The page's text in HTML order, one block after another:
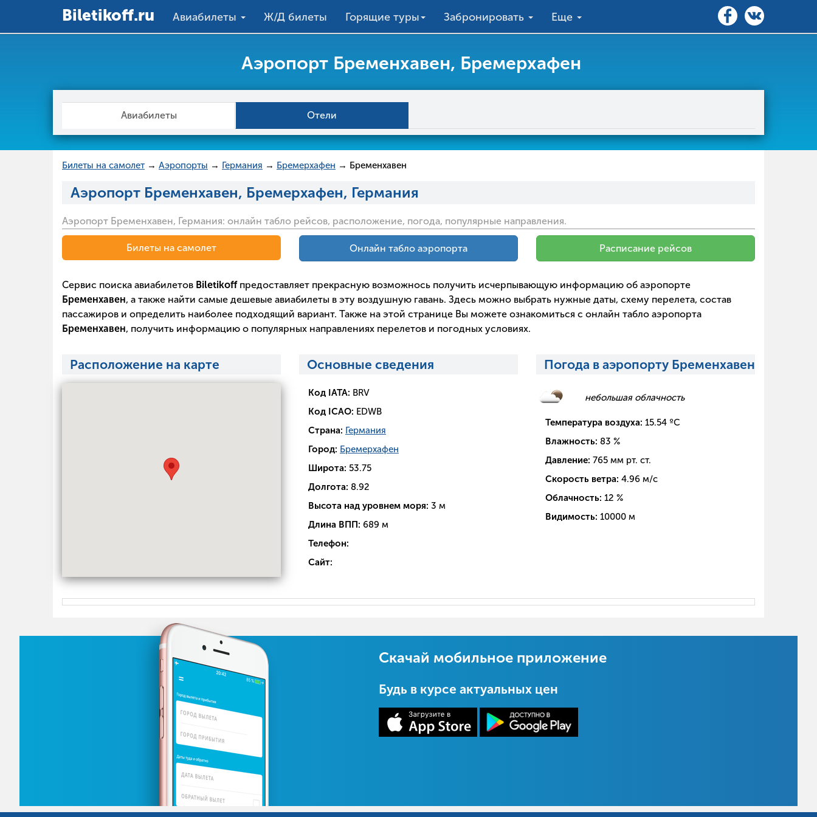
Вiletikoff.ru Авиабилеты Ж/Д билеты Горящие туры Забронировать Еще
Аэропорт Бременхавен, Бремерхафен
Авиабилеты Отели
Билеты на самолет → Аэропорты → Германия → Бремерхафен → Бременхавен
Аэропорт Бременхавен, Бремерхафен, Германия
Аэропорт Бременхавен, Германия: онлайн табло рейсов, расположение, погода, популярные направления.
Билеты на самолет Онлайн табло аэропорта Расписание рейсов
Сервис поиска авиабилетов Biletikoffпредоставляет прекрасную возможнось получить исчерпывающую информацию об аэропорте
Бременхавен, а также найти самые дешевые авиабилеты в эту воздушную гавань. Здесь можно выбрать нужные даты, схему перелета, состав
пассажиров и определить наиболее подходящий вариант. Также на этой странице Вы можете ознакомиться с онлайн табло аэропорта
Бременхавен, получить информацию о популярных направлениях перелетов и погодных условиях.
Расположение на карте Основные сведения
Код IATA: BRV
Код ICAO: EDWB
Страна: Германия
Город: Бремерхафен
Широта: 53.75
Долгота: 8.92
Высота над уровнем моря: 3 м
Длина ВПП: 689 м
Телефон:
Сайт:
Погода в аэропорту Бременхавен
небольшая облачность
Температура воздуха: 15.54 ºC
Влажность: 83 %
Давление: 765 мм рт. ст.
Скорость ветра: 4.96 м/с
Облачность: 12 %
Видимость: 10000 м
Скачай мобильное приложение
Будь в курсе актуальных цен